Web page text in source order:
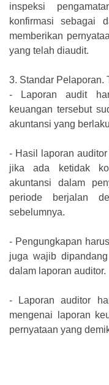
inspeksi
konfirmasi sebagai
memberikan
yang telah diaudit.
3. Standar Pelaporan.
-
Laporan audit
keuangan tersebut
akuntansi yang
- Hasil laporan
jika ada ketidak
akuntansi dalam
periode berjalan
sebelumnya.
- Pengungkapan
juga wajib
dalam laporan auditor.
-
Laporan auditor
mengenai laporan
pernyataan yang